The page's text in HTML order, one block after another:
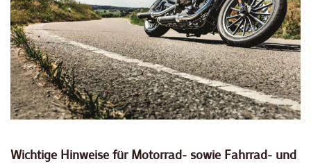
Wichtige Hinweise für Motorrad- sowie Fahrrad- und